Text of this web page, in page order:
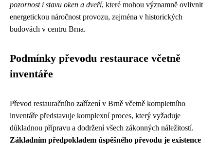
pozornost i stavu oken a dveří, které mohou významně ovlivnit
energetickou náročnost provozu, zejména v historických
budovách v centru Brna.
Podmínky převodu restaurace včetně
inventáře
Převod restauračního zařízení v Brně včetně kompletního
inventáře představuje komplexní proces, který vyžaduje
důkladnou přípravu a dodržení všech zákonných náležitostí.
Základním předpokladem úspěšného převodu je existence